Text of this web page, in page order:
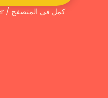
Continue in browser / كمل في المتصفح